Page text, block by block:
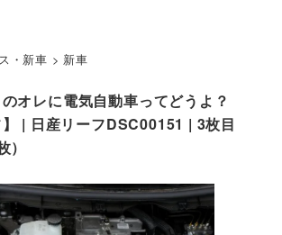
・新車 > 新車
オレに電気自動車ってどうよ？
】 | 日産リーフDSC00151 | 3枚目